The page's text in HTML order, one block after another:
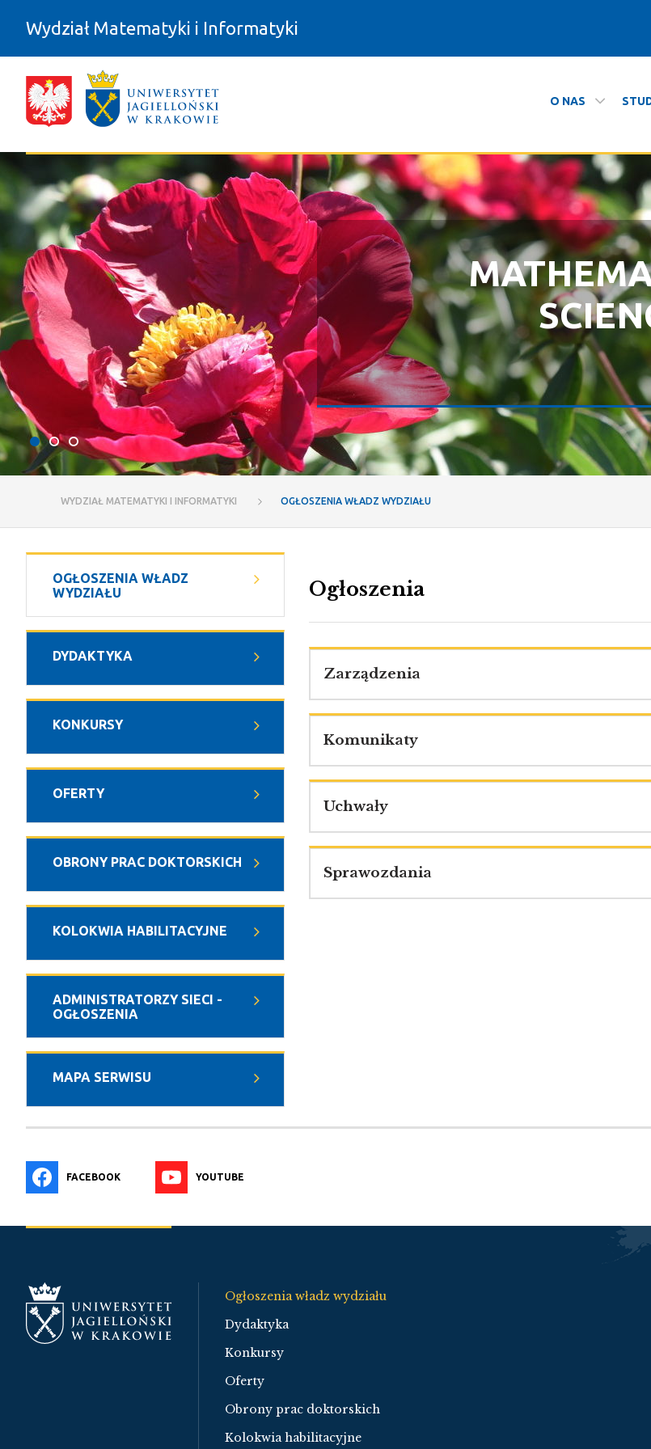
Wydział Matematyki i Informatyki
O NAS
Ogłoszenia władz wydziału - Wydział Matematyki i Informatyki
WYDZIAŁ MATEMATYKI I INFORMATYKI OGŁOSZENIA WŁADZ WYDZIAŁU
OGŁOSZENIA WŁADZ
WYDZIAŁU
DYDAKTYKA
KONKURSY
OFERTY
OBRONY PRAC DOKTORSKICH
KOLOKWIA HABILITACYJNE
ADMINISTRATORZY SIECI -
OGŁOSZENIA
MAPA SERWISU
Ogłoszenia
Zarządzenia
Komunikaty
Uchwały
Sprawozdania
FACEBOOK YOUTUBE
Ogłoszenia władz wydziału
Dydaktyka
Konkursy
Oferty
Obrony prac doktorskich
Kolokwia habilitacyjne